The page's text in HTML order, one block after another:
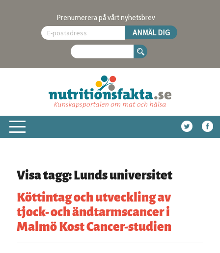
Prenumerera på vårt nyhetsbrev
Visa tagg: Lunds universitet
Köttintag och utveckling av
tjock- och ändtarmscancer i
Malmö Kost Cancer-studien